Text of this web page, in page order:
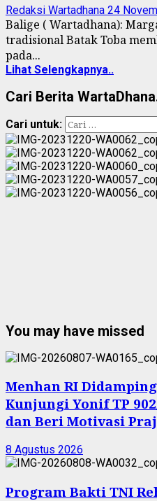
Redaksi Wartadhana 24
Balige ( Wartadhana):
tradisional Batak Toba
pada...
Lihat Selengkapnya..
Cari Berita
Cari untuk:
You may have missed
Menhan RI
Kunjungi Yonif TP
dan Beri Motivasi
8 Agustus 2026
Program Bakti TNI